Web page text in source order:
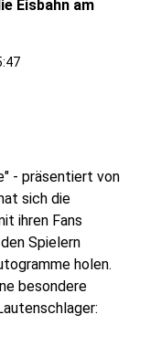
Eisbahn am
- präsentiert von
sich die
ihren Fans
Spielern
holen.
besondere